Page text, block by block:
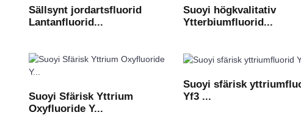
Sällsynt jordartsfluorid
Lantanfluorid...
Suoyi högkvalitativ
Ytterbiumfluorid...
Suoyi Sfärisk Yttrium
Oxyfluoride Y...
Suoyi sfärisk
Yf3 ...